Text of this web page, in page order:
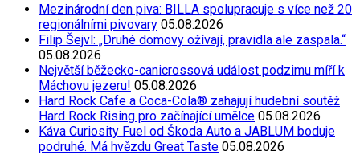
Mezinárodní den piva: BILLA spolupracuje s více než 20
regionálními pivovary 05.08.2026
Filip Šejvl: „Druhé domovy ožívají, pravidla ale zaspala.“
05.08.2026
Největší běžecko-canicrossová událost podzimu míří k
Máchovu jezeru! 05.08.2026
Hard Rock Cafe a Coca-Cola® zahajují hudební soutěž
Hard Rock Rising pro začínající umělce 05.08.2026
Káva Curiosity Fuel od Škoda Auto a JABLUM boduje
podruhé. Má hvězdu Great Taste 05.08.2026